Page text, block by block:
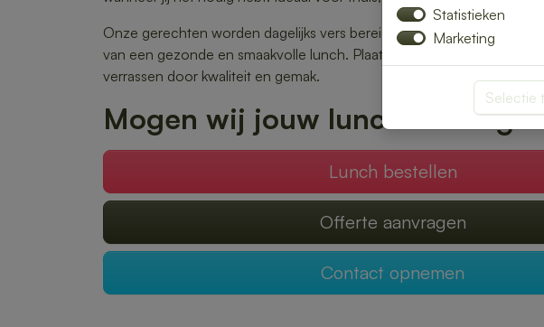
Onze gerechten worden dagelijks vers bereid en met zorg verpakt,
van een gezonde en smaakvolle lunch. Plaats je bestelling eenvoudig
verrassen door kwaliteit en gemak.
Mogen wij jouw lunch
Lunch bestellen
Offerte aanvragen
Contact opnemen
Statistieken
Marketing
Selectie